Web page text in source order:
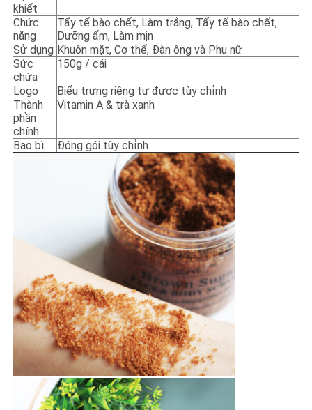
khiết
Chức
năng
Tẩy tế bào chết, Làm trắng, Tẩy tế bào chết,
Dưỡng ẩm, Làm mịn
Sử dụng Khuôn mặt, Cơ thể, Đàn ông và Phụ nữ
Sức
chứa
150g / cái
Logo
Biểu trưng riêng tư được tùy chỉnh
Thành
phần
chính
Vitamin A & trà xanh
Bao bì Đóng gói tùy chỉnh